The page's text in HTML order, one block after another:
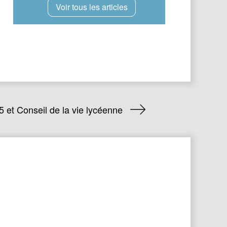
Voir tous les articles
et Conseil de la vie lycéenne